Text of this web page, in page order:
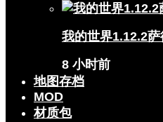
我的世界1.12.2
8 小时前
地图存档
MOD
材质包